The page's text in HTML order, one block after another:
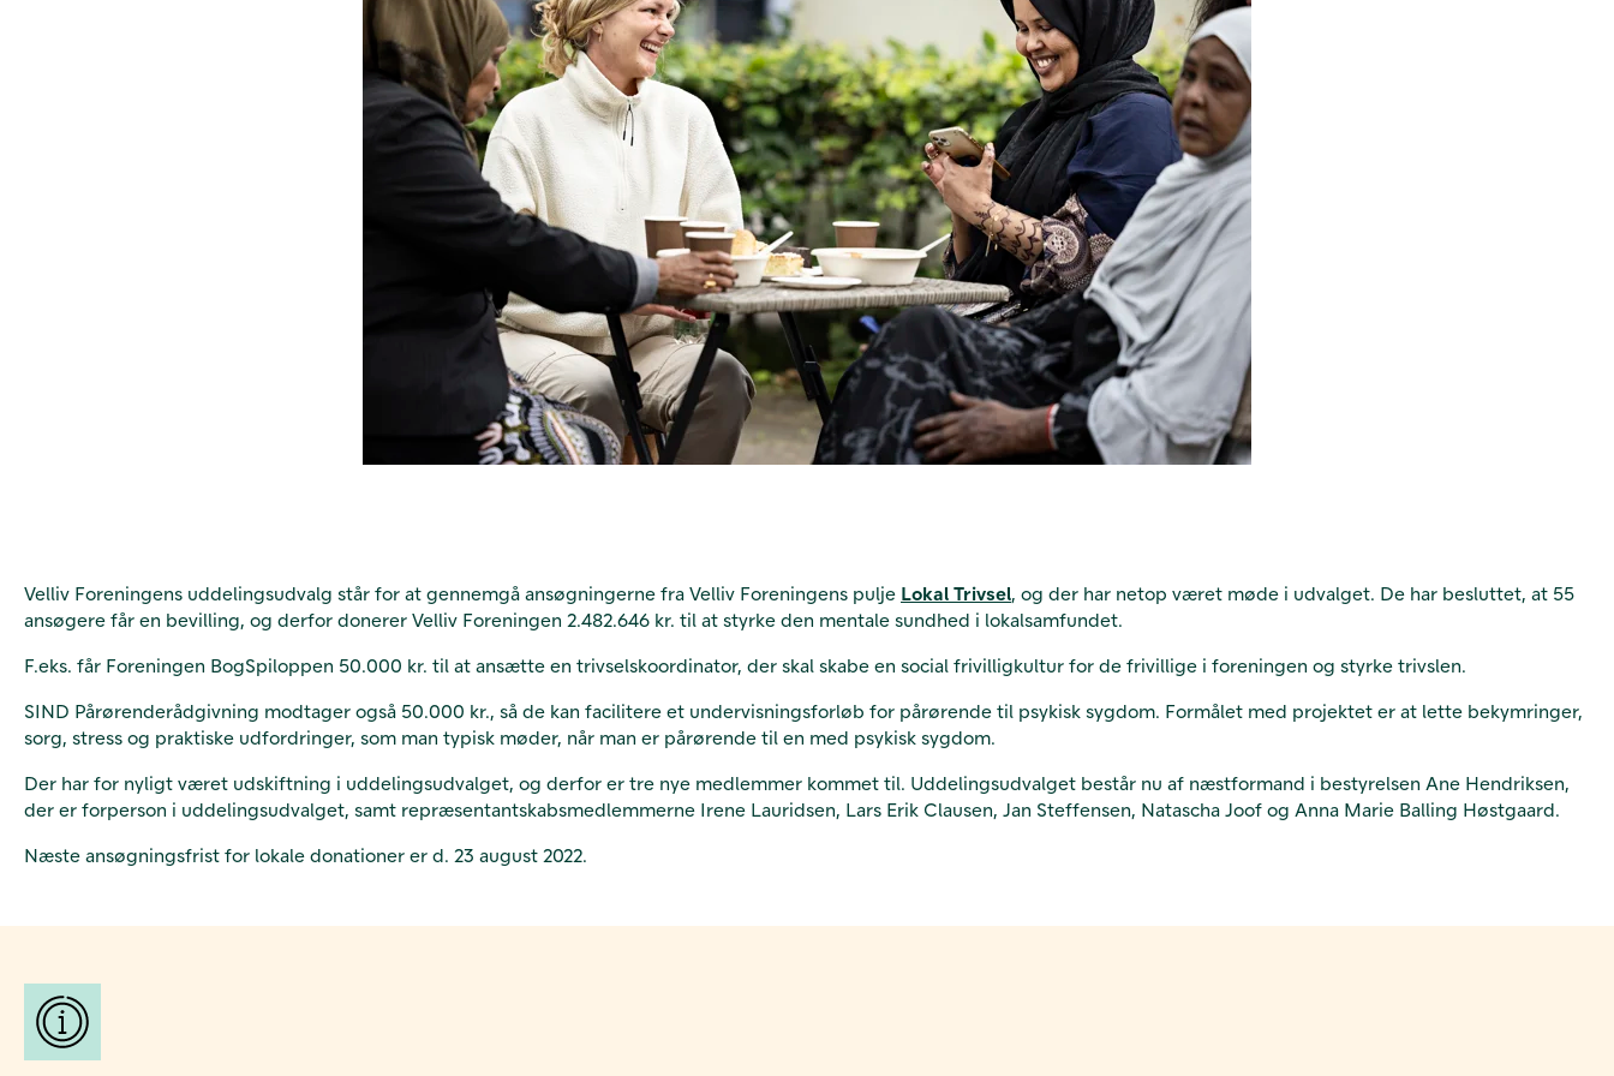
Velliv Foreningens uddelingsudvalg står for at gennemgå ansøgningerne fra Velliv Foreningens pulje Lokal Trivsel, og der har netop været møde i udvalget. De har besluttet, at 55
ansøgere får en bevilling, og derfor donerer Velliv Foreningen 2.482.646 kr. til at styrke den mentale sundhed i lokalsamfundet.
F.eks. får Foreningen BogSpiloppen 50.000 kr. til at ansætte en trivselskoordinator, der skal skabe en social frivilligkultur for de frivillige i foreningen og styrke trivslen.
SIND Pårørenderådgivning modtager også 50.000 kr., så de kan facilitere et undervisningsforløb for pårørende til psykisk sygdom. Formålet med projektet er at lette bekymringer,
sorg, stress og praktiske udfordringer, som man typisk møder, når man er pårørende til en med psykisk sygdom.
Der har for nyligt været udskiftning i uddelingsudvalget, og derfor er tre nye medlemmer kommet til. Uddelingsudvalget består nu af næstformand i bestyrelsen Ane Hendriksen,
der er forperson i uddelingsudvalget, samt repræsentantskabsmedlemmerne Irene Lauridsen, Lars Erik Clausen, Jan Steffensen, Natascha Joof og Anna Marie Balling Høstgaard.
Næste ansøgningsfrist for lokale donationer er d. 23 august 2022.